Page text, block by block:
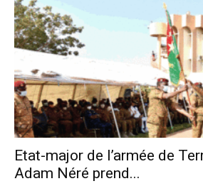
Etat-major de l’armée de
Adam Néré prend...